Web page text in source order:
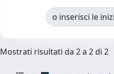
o inserisci le
Mostrati risultati da 2 a 2 di 2